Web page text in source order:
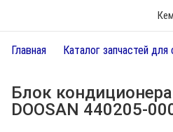
Главная Каталог запчастей для
Блок
DOOSAN 440205-